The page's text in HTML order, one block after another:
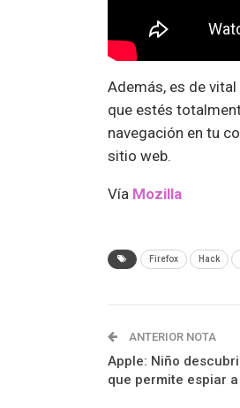
Además, es de
que estés
navegación en tu
sitio web.
Vía Mozilla
Firefox Hack
ANTERIOR NOTA
Apple: Niño
que permite espiar